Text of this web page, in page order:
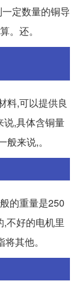
定数量的铜导
。还。
料,可以提供良
说,具体含铜量
来说,。
的重量是250
好的电机里
其他。